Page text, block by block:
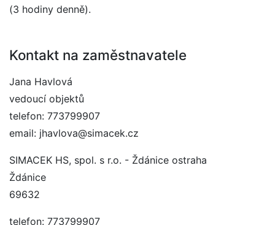
(3 hodiny denně).
Kontakt na zaměstnavatele
Jana Havlová
vedoucí objektů
telefon: 773799907
email: jhavlova@simacek.cz
SIMACEK HS, spol. s r.o. - Ždánice ostraha
Ždánice
69632
telefon: 773799907